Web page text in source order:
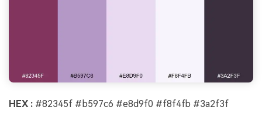
HEX : #82345f #b597c6 #e8d9f0 #f8f4fb #3a2f3f